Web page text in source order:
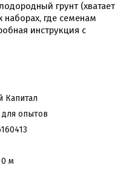
грунт
наборах, где семенам
инструкция с
Капитал
опытов
0 м